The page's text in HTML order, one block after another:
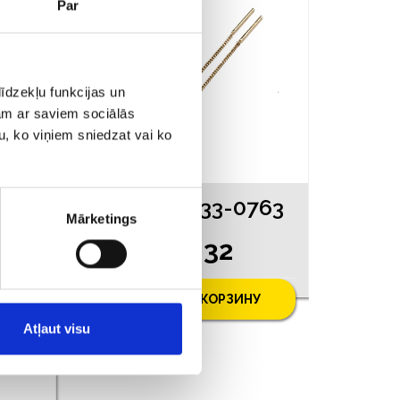
Par
funkcijas un
ar saviem sociālās
ko viņiem sniedzat vai ko
Mārketings
Atļaut visu
Серьги 4533-0763
€ 82.32
ДОБАВИТЬ В КОРЗИНУ